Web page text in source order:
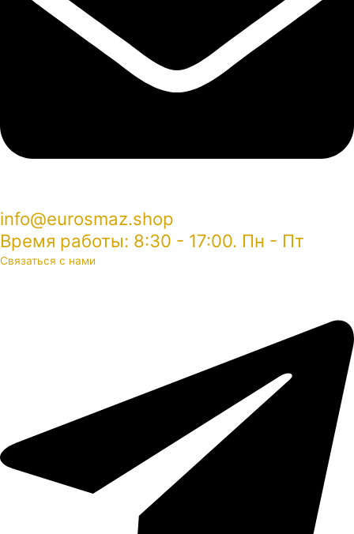
info@eurosmaz.shop
Время работы: 8:30 - 17:00. Пн - Пт
Связаться с нами